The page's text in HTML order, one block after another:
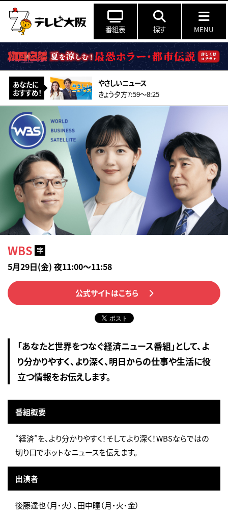
番組表 探す MENU
あなたに
おすすめ！
やさしいニュース
きょう夕方7:59〜8:25
WBS 字
5月29日(金) 夜11:00～11:58
公式サイトはこちら
「あなたと世界をつなぐ経済ニュース番組」として、よ
り分かりやすく、より深く、明日からの仕事や生活に役
立つ情報をお伝えします。
番組概要
“経済”を、より分かりやすく！そしてより深く！WBSならではの
切り口でホットなニュースを伝えます。
出演者
後藤達也（月・火）、田中瞳（月・火・金）